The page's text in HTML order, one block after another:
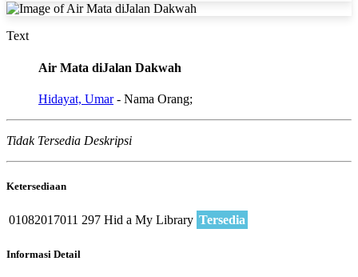
Text
Air Mata diJalan Dakwah
Hidayat, Umar- Nama Orang;
Tidak Tersedia Deskripsi
Ketersediaan
01082017011 297 Hid a My Library Tersedia
Informasi Detail